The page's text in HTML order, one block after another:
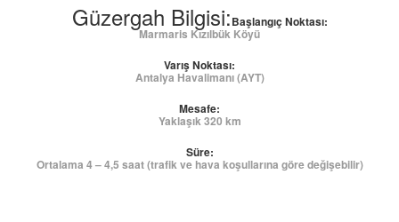
Güzergah Bilgisi:Başlangıç Noktası:
Marmaris Kızılbük Köyü
Varış Noktası:
Antalya Havalimanı (AYT)
Mesafe:
Yaklaşık 320 km
Süre:
Ortalama 4 – 4,5 saat (trafik ve hava koşullarına göre değişebilir)